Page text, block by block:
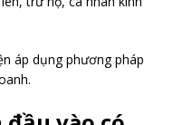
áp dụng phương pháp